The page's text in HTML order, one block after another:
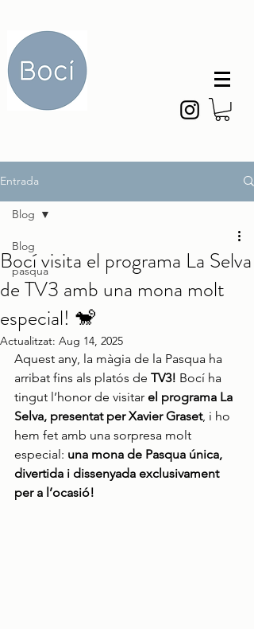
Entrada
Blog
pasqua
Blog
Bocí visita el programa La Selva
de TV3 amb una mona molt
especial! 🐒
Actualitzat: Aug 14, 2025
Aquest any, la màgia de la Pasqua ha
arribat fins als platós de TV3! Bocí ha
tingut l’honor de visitar el programa La
Selva, presentat per Xavier Graset, i ho
hem fet amb una sorpresa molt
especial: una mona de Pasqua única,
divertida i dissenyada exclusivament
per a l’ocasió!